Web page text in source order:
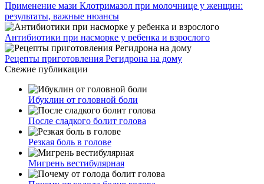
Применение мази Клотримазол при молочнице у женщин:
результаты, важные нюансы
Антибиотики при насморке у ребенка и взрослого
Рецепты приготовления Регидрона на дому
Свежие публикации
Ибуклин от головной боли
После сладкого болит голова
Резкая боль в голове
Мигрень вестибулярная